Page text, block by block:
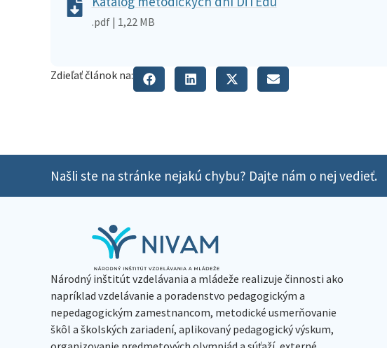
.pdf | 1,22 MB
Zdieľať článok na:
Našli ste na stránke nejakú chybu? Dajte nám o nej vedieť.
Národný inštitút vzdelávania a mládeže realizuje činnosti ako
napríklad vzdelávanie a poradenstvo pedagogickým a
nepedagogickým zamestnancom, metodické usmerňovanie
škôl a školských zariadení, aplikovaný pedagogický výskum,